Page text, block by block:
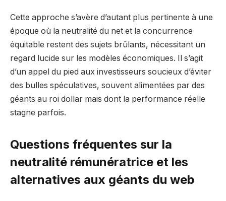
Cette approche s’avère d’autant plus pertinente à une
époque où la neutralité du net et la concurrence
équitable restent des sujets brûlants, nécessitant un
regard lucide sur les modèles économiques. Il s’agit
d’un appel du pied aux investisseurs soucieux d’éviter
des bulles spéculatives, souvent alimentées par des
géants au roi dollar mais dont la performance réelle
stagne parfois.
Questions fréquentes sur la
neutralité rémunératrice et les
alternatives aux géants du web